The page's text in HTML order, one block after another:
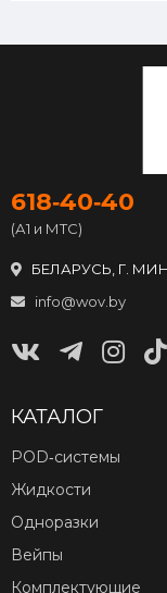
618‑40‑40
(А1 и МТС)
БЕЛАРУСЬ, Г.
info@wov.by
КАТАЛОГ
POD‑системы
Жидкости
Одноразки
Вейпы
Комплектующие